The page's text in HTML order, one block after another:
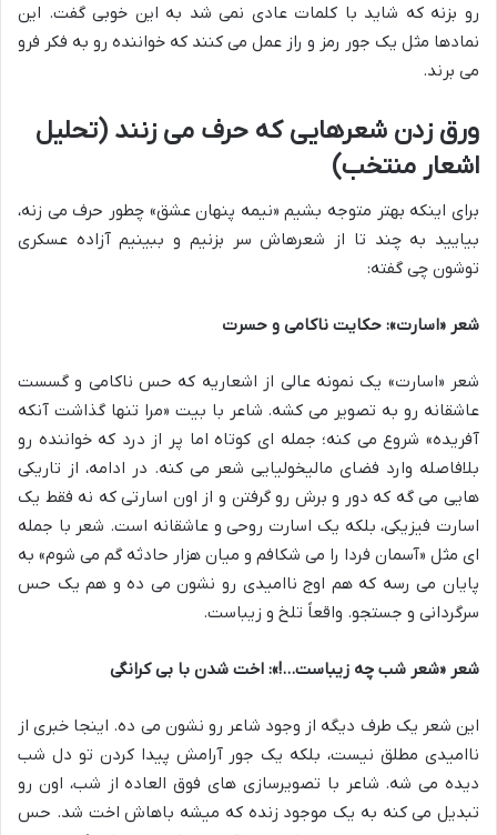
رو بزنه که شاید با کلمات عادی نمی شد به این خوبی گفت. این
نمادها مثل یک جور رمز و راز عمل می کنند که خواننده رو به فکر فرو
می برند.
ورق زدن شعرهایی که حرف می زنند (تحلیل
اشعار منتخب)
برای اینکه بهتر متوجه بشیم «نیمه پنهان عشق» چطور حرف می زنه،
بیایید به چند تا از شعرهاش سر بزنیم و ببینیم آزاده عسکری
توشون چی گفته:
شعر «اسارت»: حکایت ناکامی و حسرت
شعر «اسارت» یک نمونه عالی از اشعاریه که حس ناکامی و گسست
عاشقانه رو به تصویر می کشه. شاعر با بیت «مرا تنها گذاشت آنکه
آفریده» شروع می کنه؛ جمله ای کوتاه اما پر از درد که خواننده رو
بلافاصله وارد فضای مالیخولیایی شعر می کنه. در ادامه، از تاریکی
هایی می گه که دور و برش رو گرفتن و از اون اسارتی که نه فقط یک
اسارت فیزیکی، بلکه یک اسارت روحی و عاشقانه است. شعر با جمله
ای مثل «آسمان فردا را می شکافم و میان هزار حادثه گم می شوم» به
پایان می رسه که هم اوج ناامیدی رو نشون می ده و هم یک حس
سرگردانی و جستجو. واقعاً تلخ و زیباست.
شعر «شعر شب چه زیباست…!»: اخت شدن با بی کرانگی
این شعر یک طرف دیگه از وجود شاعر رو نشون می ده. اینجا خبری از
ناامیدی مطلق نیست، بلکه یک جور آرامش پیدا کردن تو دل شب
دیده می شه. شاعر با تصویرسازی های فوق العاده از شب، اون رو
تبدیل می کنه به یک موجود زنده که میشه باهاش اخت شد. حس